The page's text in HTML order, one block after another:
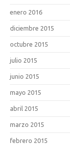
enero 2016
diciembre 2015
octubre 2015
julio 2015
junio 2015
mayo 2015
abril 2015
marzo 2015
febrero 2015